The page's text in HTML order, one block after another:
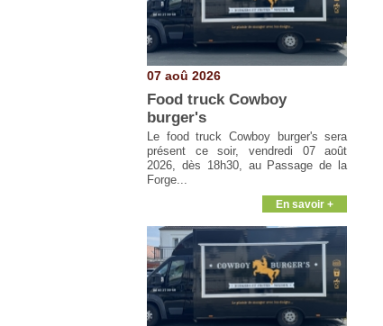
07 aoû 2026
Food truck Cowboy
burger's
Le food truck Cowboy burger's sera
présent ce soir, vendredi 07 août
2026, dès 18h30, au Passage de la
Forge...
En savoir +